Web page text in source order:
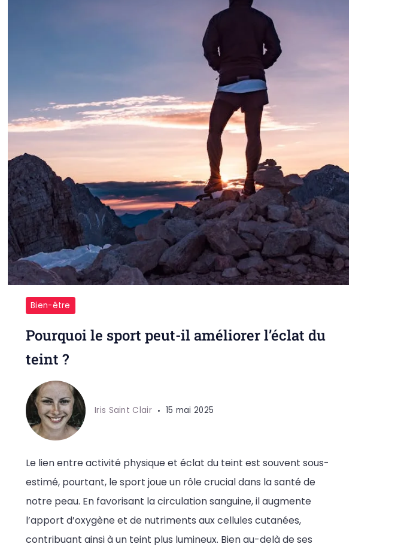
Bien-être
Pourquoi le sport peut-il améliorer l’éclat du
teint ?
Iris Saint Clair 15 mai 2025
Le lien entre activité physique et éclat du teint est souvent sous-
estimé, pourtant, le sport joue un rôle crucial dans la santé de
notre peau. En favorisant la circulation sanguine, il augmente
l’apport d’oxygène et de nutriments aux cellules cutanées,
contribuant ainsi à un teint plus lumineux. Bien au-delà de ses